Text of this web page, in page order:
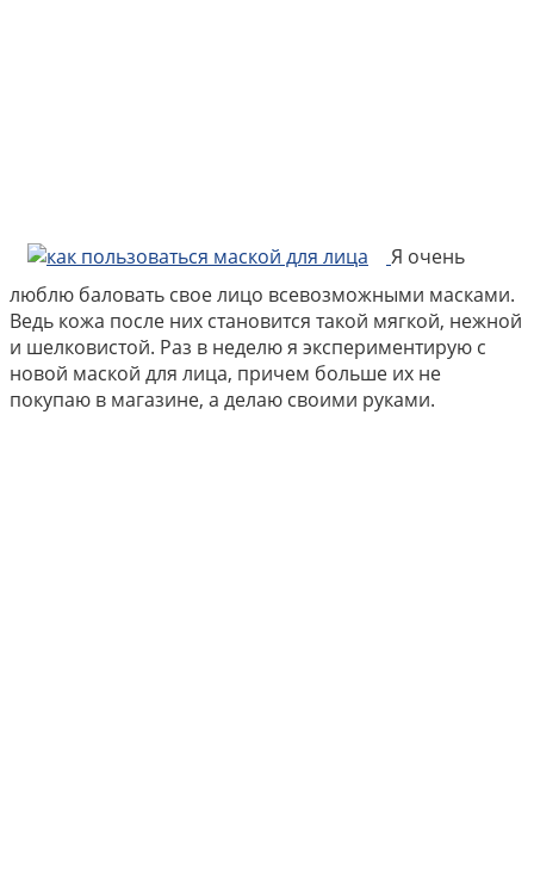
Я очень
люблю баловать свое лицо всевозможными масками.
Ведь кожа после них становится такой мягкой, нежной
и шелковистой. Раз в неделю я экспериментирую с
новой маской для лица, причем больше их не
покупаю в магазине, а делаю своими руками.